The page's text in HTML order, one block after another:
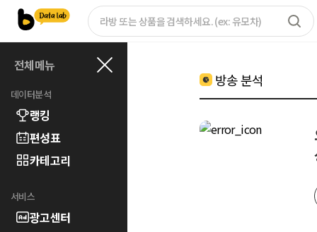
전체메뉴
데이터분석
랭킹
편성표
카테고리
서비스
광고센터
방송 분석